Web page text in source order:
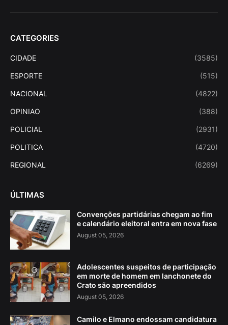
CATEGORIES
CIDADE (3585)
ESPORTE (515)
NACIONAL (4822)
OPINIAO (388)
POLICIAL (2931)
POLITICA (4720)
REGIONAL (6269)
ÚLTIMAS
Convenções partidárias chegam ao fim
e calendário eleitoral entra em nova fase
August 05, 2026
Adolescentes suspeitos de participação
em morte de homem em lanchonete do
Crato são apreendidos
August 05, 2026
Camilo e Elmano endossam candidatura